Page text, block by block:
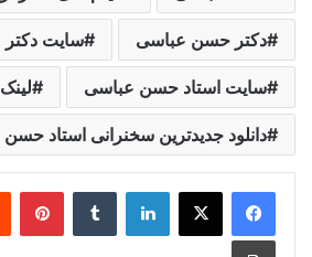
دکتر حسن عباسی سایت
سایت استاد حسن عباسی
دانلود جدیدترین سخنرانی استاد
لینکدین ‫تامبلر
چاپ